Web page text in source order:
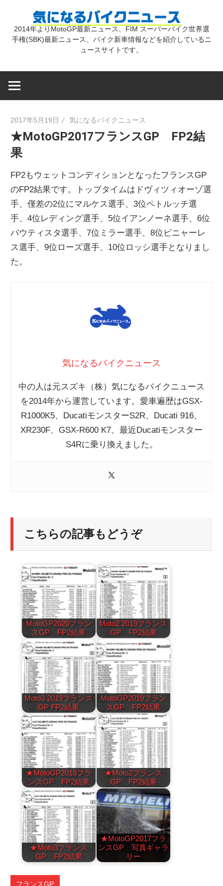
気
バ
イ
ク
ニ
2014年よりMotoGP最新ニュース、FIM スーパーバイク世界選
手権(SBK)最新ニュース、バイク新車情報などを紹介しているニ
ュースサイトです。
2017年5月19日 気になるバイクニュース
★MotoGP2017フランスGP FP2結
果
FP2もウェットコンディションとなったフランスGP
のFP2結果です。トップタイムはドヴィツィオーゾ選
手、僅差の2位にマルケス選手、3位ペトルッチ選
手、4位レディング選手、5位イアンノーネ選手、6位
バウティスタ選手、7位ミラー選手、8位ビニャーレ
ス選手、9位ローズ選手、10位ロッシ選手となりまし
た。
気になるバイクニュース
中の人は元スズキ（株）気になるバイクニュース
を2014年から運営しています。愛車遍歴はGSX-
R1000K5、DucatiモンスターS2R、Ducati 916、
XR230F、GSX-R600 K7、最近Ducatiモンスター
S4Rに乗り換えました。
こちらの記事もどうぞ
MotoGP2020フラン
スGP FP2結果
Moto2 2019フランス
GP FP2結果
Moto3 2019フランス
GP FP2結果
MotoGP2019フラン
スGP FP2結果
★MotoGP2018フラ
ンスGP FP2結果
★Moto2フランス
GP FP2結果
★Moto3フランス
GP FP2結果
★MotoGP2017フラ
ンスGP 写真ギャラ
リー
フランスGP